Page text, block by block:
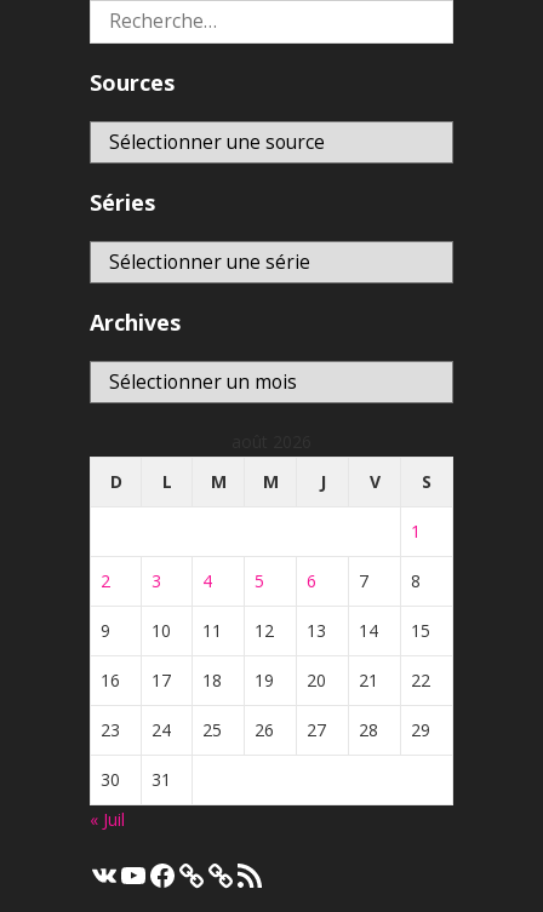
Rechercher :
Sources
Séries
Archives
Archives
D
L M M J V S
1
2 3 4 5 6 7 8
9 10 11 12 13 14 15
16 17 18 19 20 21 22
23 24 25 26 27 28 29
30
31
« Juil
VK YouTube
Facebook Flux
RSS